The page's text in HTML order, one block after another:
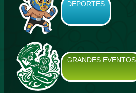
DEPORTES
GRANDES EVENTOS